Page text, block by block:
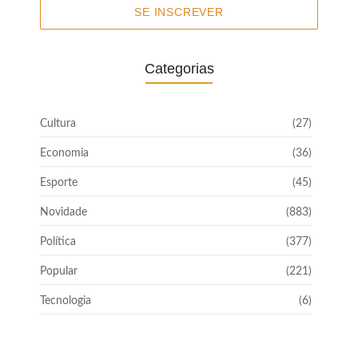
SE INSCREVER
Categorias
Cultura (27)
Economia (36)
Esporte (45)
Novidade (883)
Política (377)
Popular (221)
Tecnologia (6)